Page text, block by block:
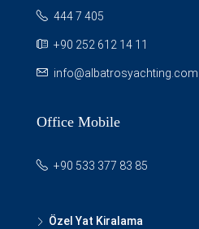
444 7 405
+90 252 612 14 11
info@albatrosyachting.com
Office Mobile
+90 533 377 83 85
Özel Yat Kiralama